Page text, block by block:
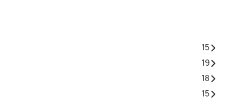
15
19
18
15